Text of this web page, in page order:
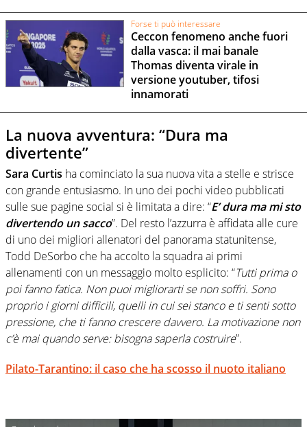
Forse ti può interessare
Ceccon fenomeno anche fuori
dalla vasca: il mai banale
Thomas diventa virale in
versione youtuber, tifosi
innamorati
La nuova avventura: “Dura ma
divertente”
Sara Curtis ha cominciato la sua nuova vita a stelle e strisce
con grande entusiasmo. In uno dei pochi video pubblicati
sulle sue pagine social si è limitata a dire: “E’ dura ma mi sto
divertendo un sacco”. Del resto l’azzurra è affidata alle cure
di uno dei migliori allenatori del panorama statunitense,
Todd DeSorbo che ha accolto la squadra ai primi
allenamenti con un messaggio molto esplicito: “Tutti prima o
poi fanno fatica. Non puoi migliorarti se non soffri. Sono
proprio i giorni difficili, quelli in cui sei stanco e ti senti sotto
pressione, che ti fanno crescere davvero. La motivazione non
c’è mai quando serve: bisogna saperla costruire”.
Pilato-Tarantino: il caso che ha scosso il nuoto italiano